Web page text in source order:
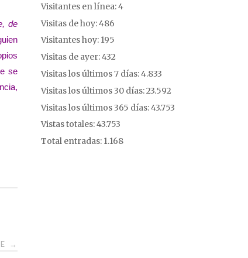
de
se
→
Visitantes en línea:4
Visitas de hoy:486
Visitantes hoy: 195
Visitas de ayer:432
Visitas los últimos 7 días:4.833
Visitas los últimos 30 días:23.592
Visitas los últimos 365 días:43.753
Vistas totales:43.753
Total entradas: 1.168